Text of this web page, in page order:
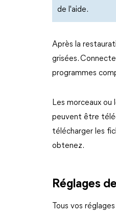
de l'aide.
Après la
grisées.
programmes
Les morceaux ou
peuvent être
télécharger les
obtenez.
Réglages
Tous vos